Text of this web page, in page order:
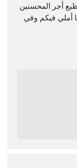
أجر المحسنين
أملي فيكم وفي